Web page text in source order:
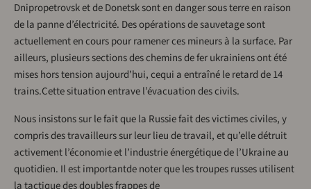
Dnipropetrovsk et de Donetsk sont en danger sous terre en raison
de la panne d’électricité. Des opérations de sauvetage sont
actuellement en cours pour ramener ces mineurs à la surface. Par
ailleurs, plusieurs sections des chemins de fer ukrainiens ont été
mises hors tension aujourd’hui, cequi a entraîné le retard de 14
trains.Cette situation entrave l’évacuation des civils.
Nous insistons sur le fait que la Russie fait des victimes civiles, y
compris des travailleurs sur leur lieu de travail, et qu’elle détruit
activement l’économie et l’industrie énergétique de l’Ukraine au
quotidien. Il est importantde noter que les troupes russes utilisent